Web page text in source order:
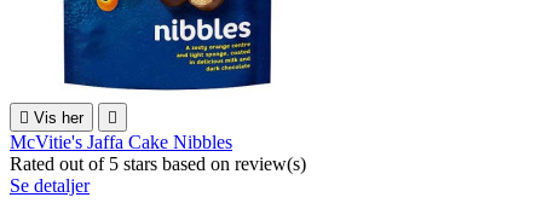
 Vis her 
McVitie's Jaffa Cake Nibbles
Rated out of 5 stars based on review(s)
Se detaljer